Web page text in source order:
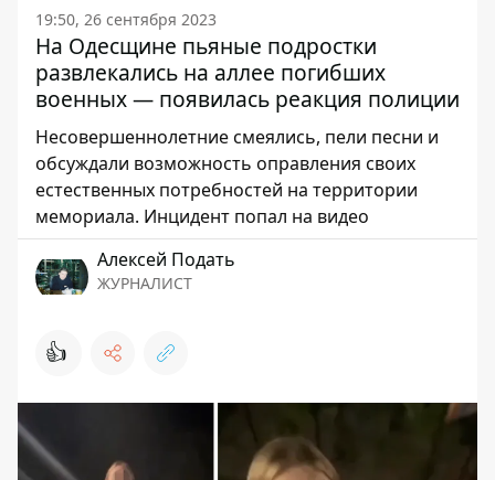
19:50, 26 сентября 2023
На Одесщине пьяные подростки
развлекались на аллее погибших
военных — появилась реакция полиции
Несовершеннолетние смеялись, пели песни и
обсуждали возможность оправления своих
естественных потребностей на территории
мемориала. Инцидент попал на видео
Алексей Подать
ЖУРНАЛИСТ
👍